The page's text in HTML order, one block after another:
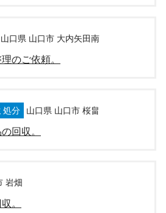
山口県 山口市 大内矢田南
のご依頼。
処分 山口県 山口市 桜畠
回収。
岩畑
。